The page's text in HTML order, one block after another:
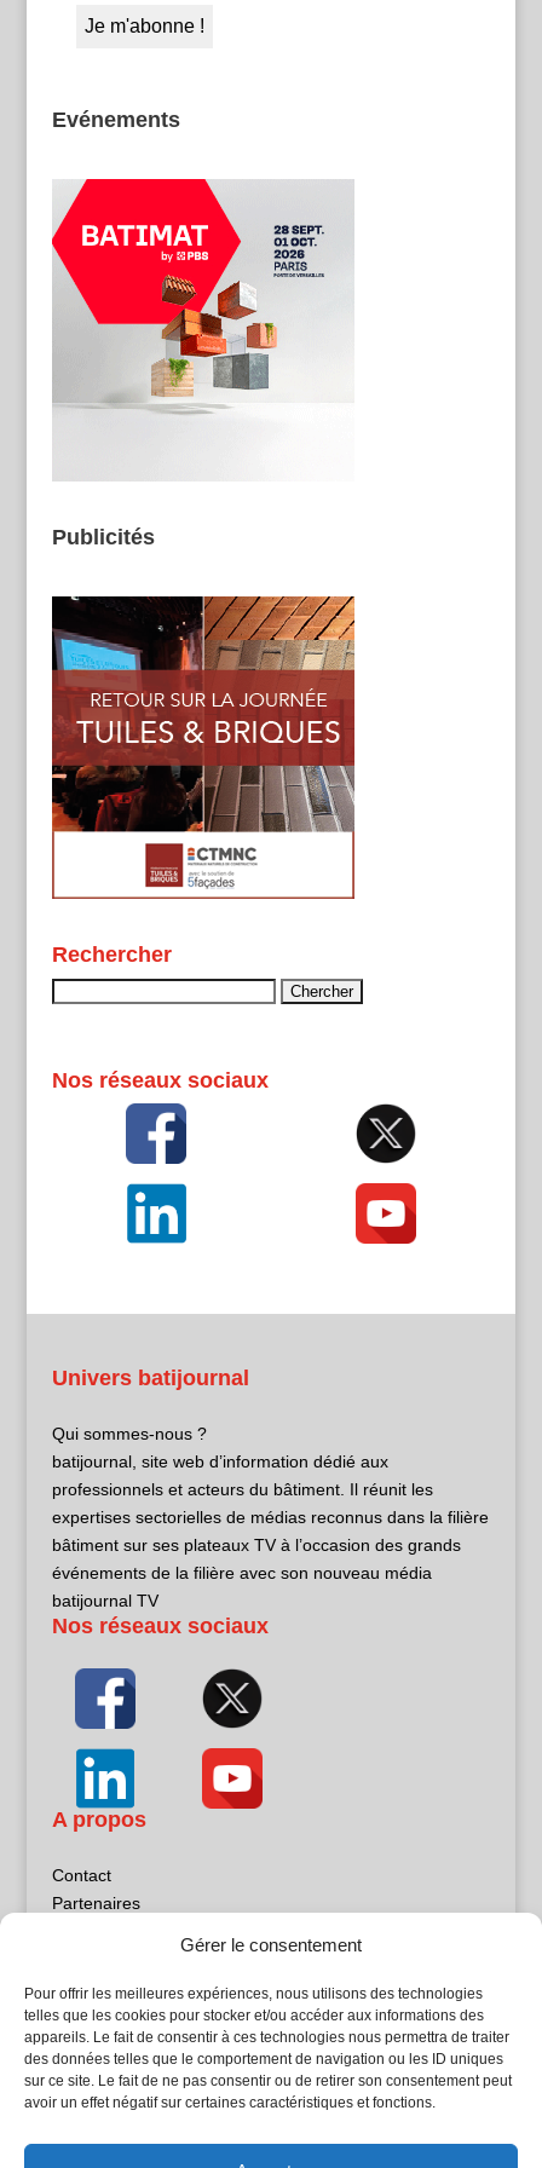
Gérer le consentement
Pour offrir les meilleures expériences, nous utilisons des technologies
telles que les cookies pour stocker et/ou accéder aux informations des
appareils. Le fait de consentir à ces technologies nous permettra de traiter
des données telles que le comportement de navigation ou les ID uniques
sur ce site. Le fait de ne pas consentir ou de retirer son consentement peut
avoir un effet négatif sur certaines caractéristiques et fonctions.
Evénements
Publicités
Rechercher
Nos réseaux sociaux
Univers batijournal
Qui sommes-nous ?
batijournal, site web d’information dédié aux
professionnels et acteurs du bâtiment. Il réunit les
expertises sectorielles de médias reconnus dans la filière
bâtiment sur ses plateaux TV à l’occasion des grands
événements de la filière avec son nouveau média
batijournal TV
Nos réseaux sociaux
A propos
Contact
Partenaires
Politique de confidentialité
Sites partenaires
5Façades
Atrium Patrimoine